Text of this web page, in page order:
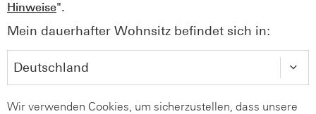
Hinweise".
Mein dauerhafter Wohnsitz befindet sich in:
Wir verwenden Cookies, um sicherzustellen, dass unsere